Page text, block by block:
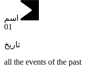
اسم
01
تاريخ
all the events of the past